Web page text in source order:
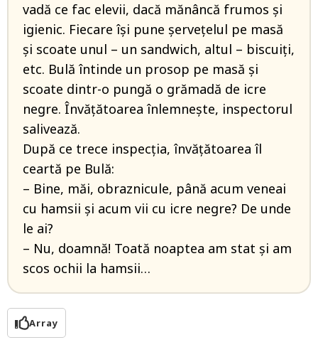
vadă ce fac elevii, dacă mănâncă frumos și
igienic. Fiecare își pune șervețelul pe masă
și scoate unul – un sandwich, altul – biscuiți,
etc. Bulă întinde un prosop pe masă și
scoate dintr-o pungă o grămadă de icre
negre. Învățătoarea înlemnește, inspectorul
salivează.
După ce trece inspecția, învățătoarea îl
ceartă pe Bulă:
– Bine, măi, obraznicule, până acum veneai
cu hamsii și acum vii cu icre negre? De unde
le ai?
– Nu, doamnă! Toată noaptea am stat și am
scos ochii la hamsii…
Array